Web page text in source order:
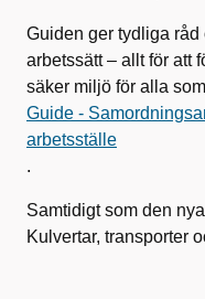
Guiden ger tydliga råd
arbetssätt – allt för att
säker miljö för alla
Guide -
arbetsställe
.
Samtidigt som den
Kulvertar, transporter